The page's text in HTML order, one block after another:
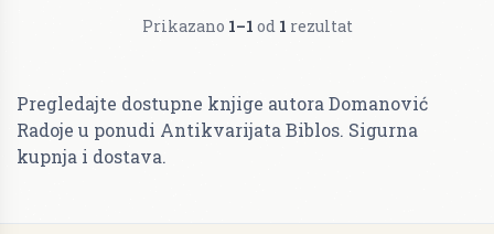
Prikazano 1–1 od 1 rezultat
Pregledajte dostupne knjige autora Domanović
Radoje u ponudi Antikvarijata Biblos. Sigurna
kupnja i dostava.